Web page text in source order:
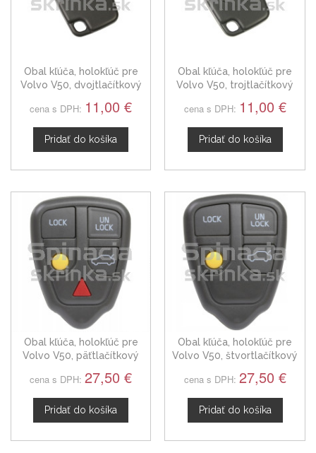
Obal kľúča, holokľúč pre
Volvo V50, dvojtlačítkový
cena s DPH: 11,00 €
Pridať do košíka
Obal kľúča, holokľúč pre
Volvo V50, trojtlačítkový
cena s DPH: 11,00 €
Pridať do košíka
Obal kľúča, holokľúč pre
Volvo V50, päťtlačítkový
cena s DPH: 27,50 €
Pridať do košíka
Obal kľúča, holokľúč pre
Volvo V50, štvortlačítkový
cena s DPH: 27,50 €
Pridať do košíka